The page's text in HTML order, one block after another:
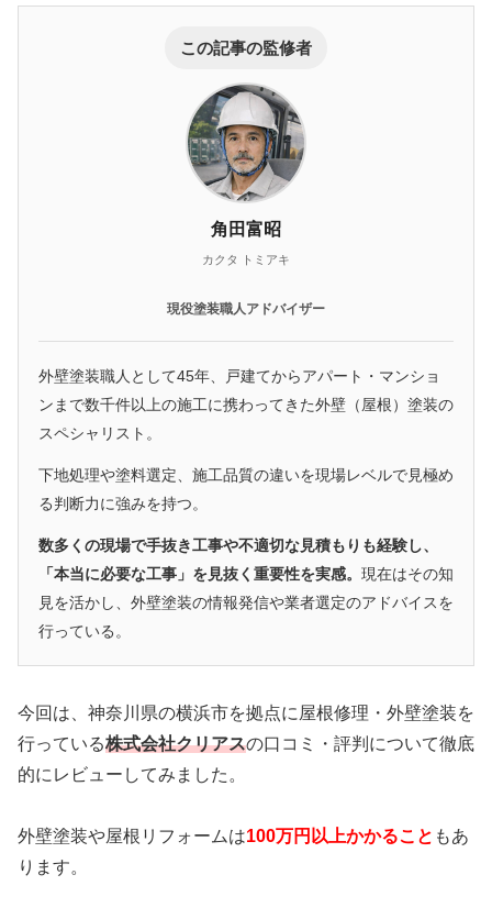
この記事の監修者
角田富昭
カクタ トミアキ
現役塗装職人アドバイザー
外壁塗装職人として45年、戸建てからアパート・マンショ
ンまで数千件以上の施工に携わってきた外壁（屋根）塗装の
スペシャリスト。
下地処理や塗料選定、施工品質の違いを現場レベルで見極め
る判断力に強みを持つ。
数多くの現場で手抜き工事や不適切な見積もりも経験し、
「本当に必要な工事」を見抜く重要性を実感。 現在はその知
見を活かし、外壁塗装の情報発信や業者選定のアドバイスを
行っている。
今回は、神奈川県の横浜市を拠点に屋根修理・外壁塗装を
行っている株式会社クリアスの口コミ・評判について徹底
的にレビューしてみました。
外壁塗装や屋根リフォームは100万円以上かかること もあ
ります。